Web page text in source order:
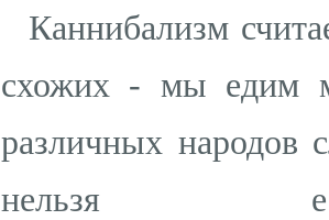
Каннибализм
схожих - мы едим
различных народов
нельзя